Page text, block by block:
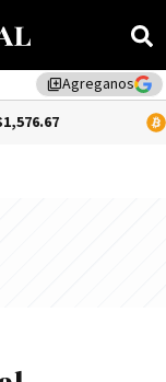
library_addAgreganos